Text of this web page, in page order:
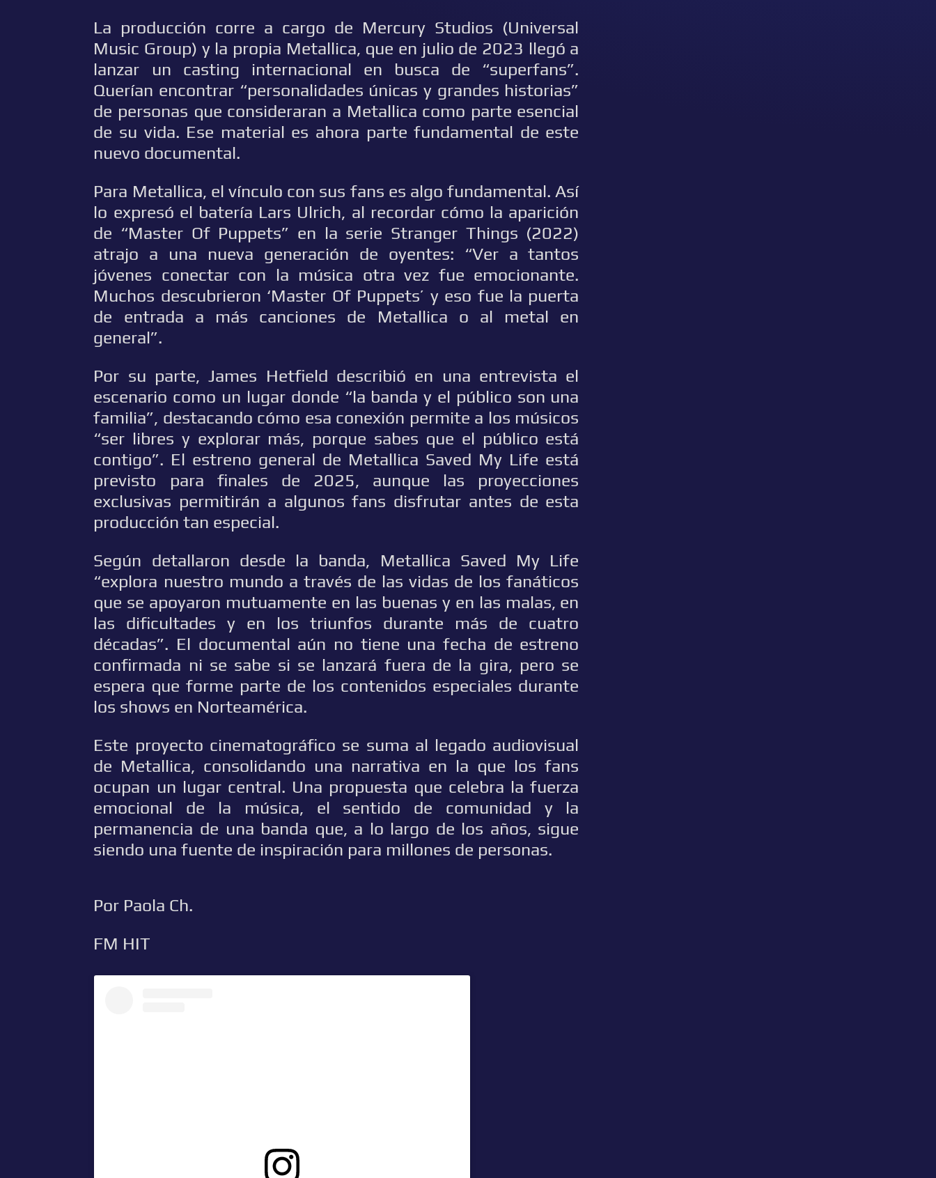
La producción corre a cargo de Mercury Studios (Universal
Music Group) y la propia Metallica, que en julio de 2023 llegó a
lanzar un casting internacional en busca de “superfans”.
Querían encontrar “personalidades únicas y grandes historias”
de personas que consideraran a Metallica como parte esencial
de su vida. Ese material es ahora parte fundamental de este
nuevo documental.
Para Metallica, el vínculo con sus fans es algo fundamental. Así
lo expresó el batería Lars Ulrich, al recordar cómo la aparición
de “Master Of Puppets” en la serie Stranger Things (2022)
atrajo a una nueva generación de oyentes: “Ver a tantos
jóvenes conectar con la música otra vez fue emocionante.
Muchos descubrieron ‘Master Of Puppets’ y eso fue la puerta
de entrada a más canciones de Metallica o al metal en
general”.
Por su parte, James Hetfield describió en una entrevista el
escenario como un lugar donde “la banda y el público son una
familia”, destacando cómo esa conexión permite a los músicos
“ser libres y explorar más, porque sabes que el público está
contigo”. El estreno general de Metallica Saved My Life está
previsto para finales de 2025, aunque las proyecciones
exclusivas permitirán a algunos fans disfrutar antes de esta
producción tan especial.
Según detallaron desde la banda, Metallica Saved My Life
“explora nuestro mundo a través de las vidas de los fanáticos
que se apoyaron mutuamente en las buenas y en las malas, en
las dificultades y en los triunfos durante más de cuatro
décadas”. El documental aún no tiene una fecha de estreno
confirmada ni se sabe si se lanzará fuera de la gira, pero se
espera que forme parte de los contenidos especiales durante
los shows en Norteamérica.
Este proyecto cinematográfico se suma al legado audiovisual
de Metallica, consolidando una narrativa en la que los fans
ocupan un lugar central. Una propuesta que celebra la fuerza
emocional de la música, el sentido de comunidad y la
permanencia de una banda que, a lo largo de los años, sigue
siendo una fuente de inspiración para millones de personas.
Por Paola Ch.
FM HIT